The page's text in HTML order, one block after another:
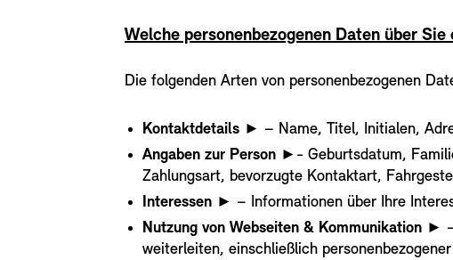
Welche personenbezogenen Daten über
Die folgenden Arten von personenbezogenen
Kontaktdetails ► – Name, Titel, Initialen,
Angaben zur Person ►- Geburtsdatum,
Zahlungsart, bevorzugte Kontaktart,
Interessen ► – Informationen über Ihre
Nutzung von Webseiten & Kommunikation ► –
weiterleiten, einschließlich